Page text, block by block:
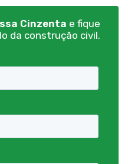
Cinzenta e fique
da construção civil.